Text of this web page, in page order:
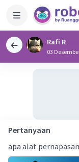
Rafi R
03
Pertanyaan
apa alat